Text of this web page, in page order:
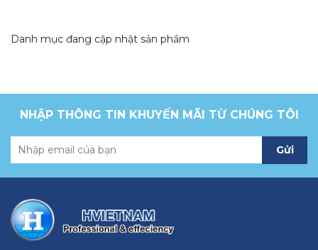
Danh mục đang cập nhật sản phẩm
NHẬP THÔNG TIN KHUYẾN MÃI TỪ CHÚNG TÔI
Gửi